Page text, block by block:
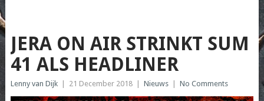
JERA ON AIR STRINKT SUM
41 ALS HEADLINER
Lenny van Dijk 21 December 2018 Nieuws No Comments